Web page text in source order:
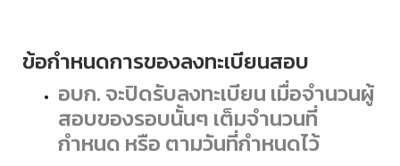
ข้อกำหนดการของลงทะเบียนสอบ
อบก. จะปิดรับลงทะเบียน เมื่อจำนวนผู้
สอบของรอบนั้นๆ เต็มจำนวนที่
กำหนด หรือ ตามวันที่กำหนดไว้